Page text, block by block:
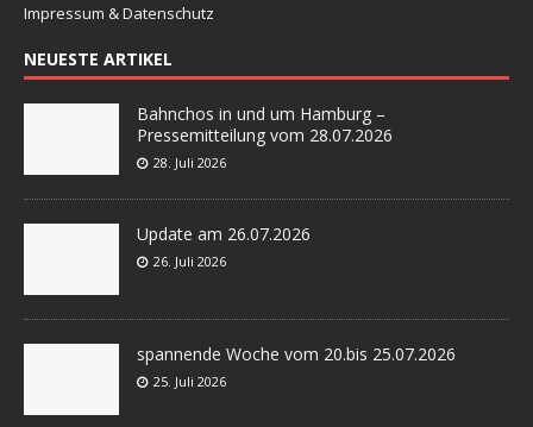
Impressum & Datenschutz
NEUESTE ARTIKEL
Bahnchos in und um Hamburg –
Pressemitteilung vom 28.07.2026
28. Juli 2026
Update am 26.07.2026
26. Juli 2026
spannende Woche vom 20.bis 25.07.2026
25. Juli 2026